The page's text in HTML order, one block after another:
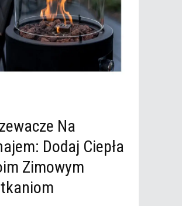
Na
Dodaj Ciepła
Zimowym